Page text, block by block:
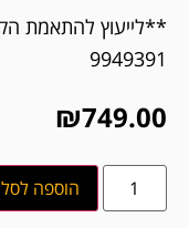
9949391
₪749.00
הוספה לסל